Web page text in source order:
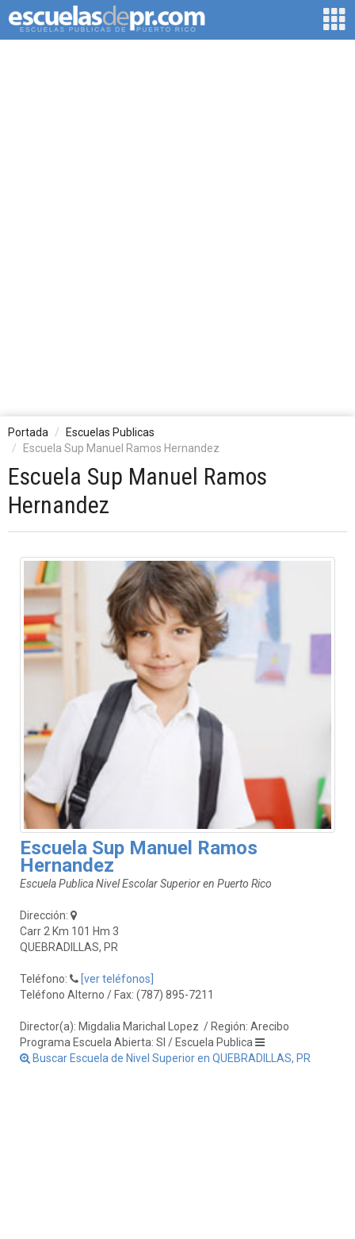
Portada
Escuelas Publicas
Escuela Sup Manuel Ramos Hernandez
Escuela Sup Manuel Ramos
Hernandez
Escuela Sup Manuel Ramos
Hernandez
Escuela Publica Nivel Escolar Superior en Puerto Rico
Dirección:
Carr 2 Km 101 Hm 3
QUEBRADILLAS, PR
Teléfono:
[ver teléfonos]
Teléfono Alterno / Fax: (787) 895-7211
Director(a): Migdalia Marichal Lopez / Región: Arecibo
Programa Escuela Abierta: SI / Escuela Publica
Buscar Escuela de Nivel Superior en QUEBRADILLAS, PR